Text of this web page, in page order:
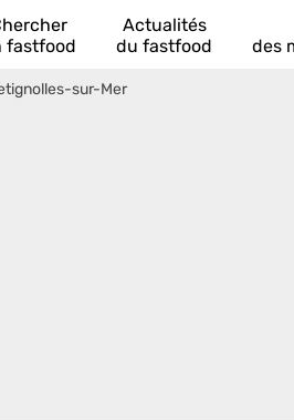
fastfood
Actualités
du fastfood
des
sur-Mer